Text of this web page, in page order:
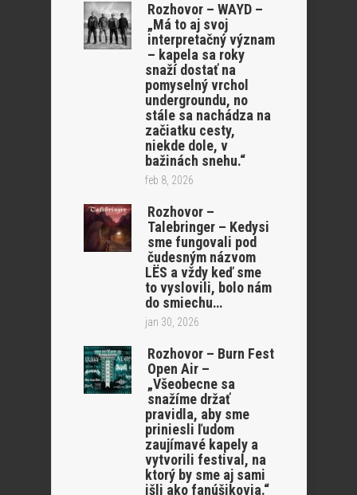
Rozhovor – WAYD –
„Má to aj svoj
interpretačný význam
– kapela sa roky
snaží dostať na
pomyselný vrchol
undergroundu, no
stále sa nachádza na
začiatku cesty,
niekde dole, v
bažinách snehu.“
feb 8, 2026
Rozhovor –
Talebringer – Kedysi
sme fungovali pod
čudesným názvom
LËS a vždy keď sme
to vyslovili, bolo nám
do smiechu…
jan 30, 2026
Rozhovor – Burn Fest
Open Air –
„Všeobecne sa
snažíme držať
pravidla, aby sme
priniesli ľudom
zaujímavé kapely a
vytvorili festival, na
ktorý by sme aj sami
išli ako fanúšikovia.“